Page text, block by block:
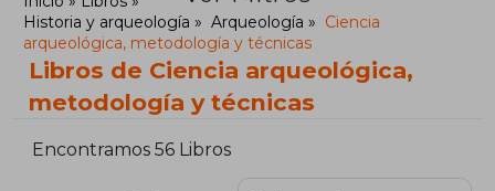
Historia y arqueología
Arqueología
Ciencia
arqueológica, metodología y técnicas
Libros de Ciencia arqueológica,
metodología y técnicas
Encontramos 56 Libros